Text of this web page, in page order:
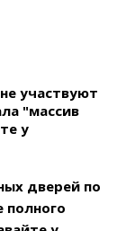
участвуют
"массив
у
дверей по
полного